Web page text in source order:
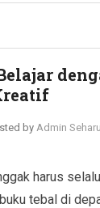
by Admin
harus
tebal di